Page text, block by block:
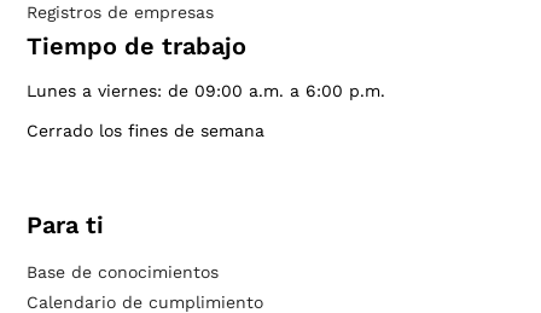
Registros de empresas
Tiempo de trabajo
Lunes a viernes: de 09:00 a.m. a 6:00 p.m.
Cerrado los fines de semana
Para ti
Base de conocimientos
Calendario de cumplimiento